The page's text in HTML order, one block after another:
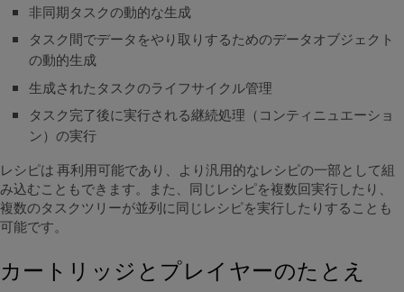
非同期タスクの動的な生成
タスク間でデータをやり取りするためのデータオブジェクト
の動的生成
生成されたタスクのライフサイクル管理
タスク完了後に実行される継続処理（コンティニュエーショ
ン）の実行
レシピは 再利用可能であり、より汎用的なレシピの一部として組
み込むこともできます。また、同じレシピを複数回実行したり、
複数のタスクツリーが並列に同じレシピを実行したりすることも
可能です。
カートリッジとプレイヤーのたとえ